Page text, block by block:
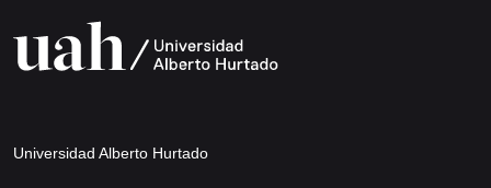
Universidad Alberto Hurtado